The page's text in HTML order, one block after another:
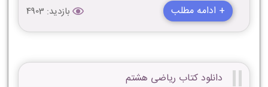
+ ادامه مطلب بازدید: 4903
دانلود کتاب ریاضی هشتم